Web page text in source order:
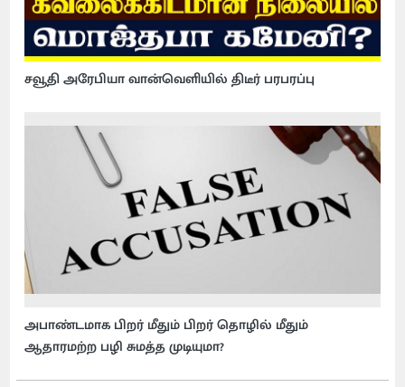
சவூதி அரேபியா வான்வெளியில் திடீர் பரபரப்பு
அபாண்டமாக பிறர் மீதும் பிறர் தொழில் மீதும்
ஆதாரமற்ற பழி சுமத்த முடியுமா?